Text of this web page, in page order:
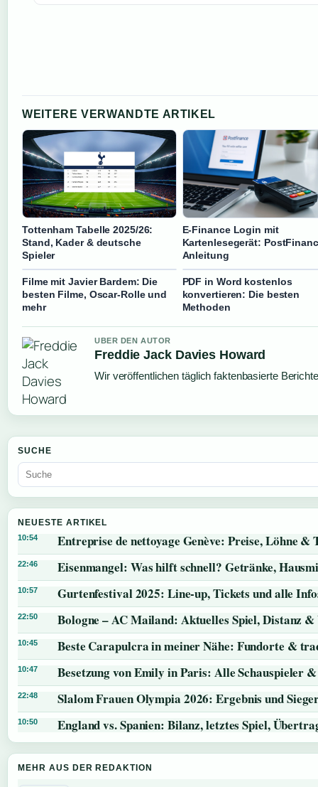
WEITERE VERWANDTE ARTIKEL
Tottenham Tabelle 2025/26:
Stand, Kader & deutsche
Spieler
E-Finance Login mit
Kartenlesegerät:
Anleitung
Filme mit Javier Bardem: Die
besten Filme, Oscar-Rolle und
mehr
PDF in Word kostenlos
konvertieren: Die besten
Methoden
UBER DEN AUTOR
Freddie Jack Davies Howard
Wir veröffentlichen täglich faktenbasierte
SUCHE
NEUESTE ARTIKEL
10:54 Entreprise de nettoyage Genève: Preise, Löhne &
22:46 Eisenmangel: Was hilft schnell? Getränke,
10:57 Gurtenfestival 2025: Line-up, Tickets und alle
22:50 Bologne – AC Mailand: Aktuelles Spiel, Distanz &
10:45 Beste Carapulcra in meiner Nähe: Fundorte &
10:47 Besetzung von Emily in Paris: Alle Schauspieler
22:48 Slalom Frauen Olympia 2026: Ergebnis und
10:50 England vs. Spanien: Bilanz, letztes Spiel,
MEHR AUS DER REDAKTION